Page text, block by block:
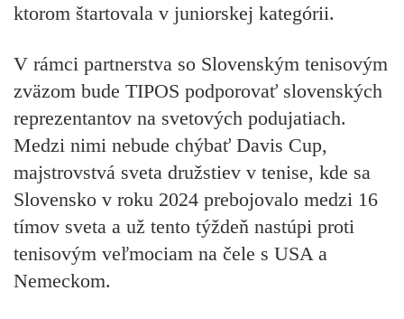
ktorom štartovala v juniorskej kategórii.
V rámci partnerstva so Slovenským tenisovým
zväzom bude TIPOS podporovať slovenských
reprezentantov na svetových podujatiach.
Medzi nimi nebude chýbať Davis Cup,
majstrovstvá sveta družstiev v tenise, kde sa
Slovensko v roku 2024 prebojovalo medzi 16
tímov sveta a už tento týždeň nastúpi proti
tenisovým veľmociam na čele s USA a
Nemeckom.